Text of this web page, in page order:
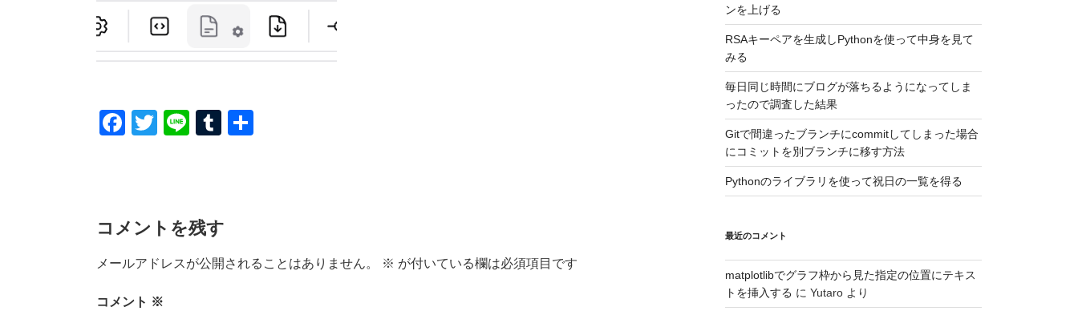
F
b
o
o
k
T
Li
T
r
コメントを残す
メールアドレスが公開されることはありません。 ※ が付いている欄は必須項目です
コメント ※
ンを上げる
RSAキーペアを生成しPythonを使って中身を見て
みる
毎日同じ時間にブログが落ちるようになってしま
ったので調査した結果
Gitで間違ったブランチにcommitしてしまった場合
にコミットを別ブランチに移す方法
Pythonのライブラリを使って祝日の一覧を得る
最近のコメント
matplotlibでグラフ枠から見た指定の位置にテキス
トを挿入する に Yutaroより